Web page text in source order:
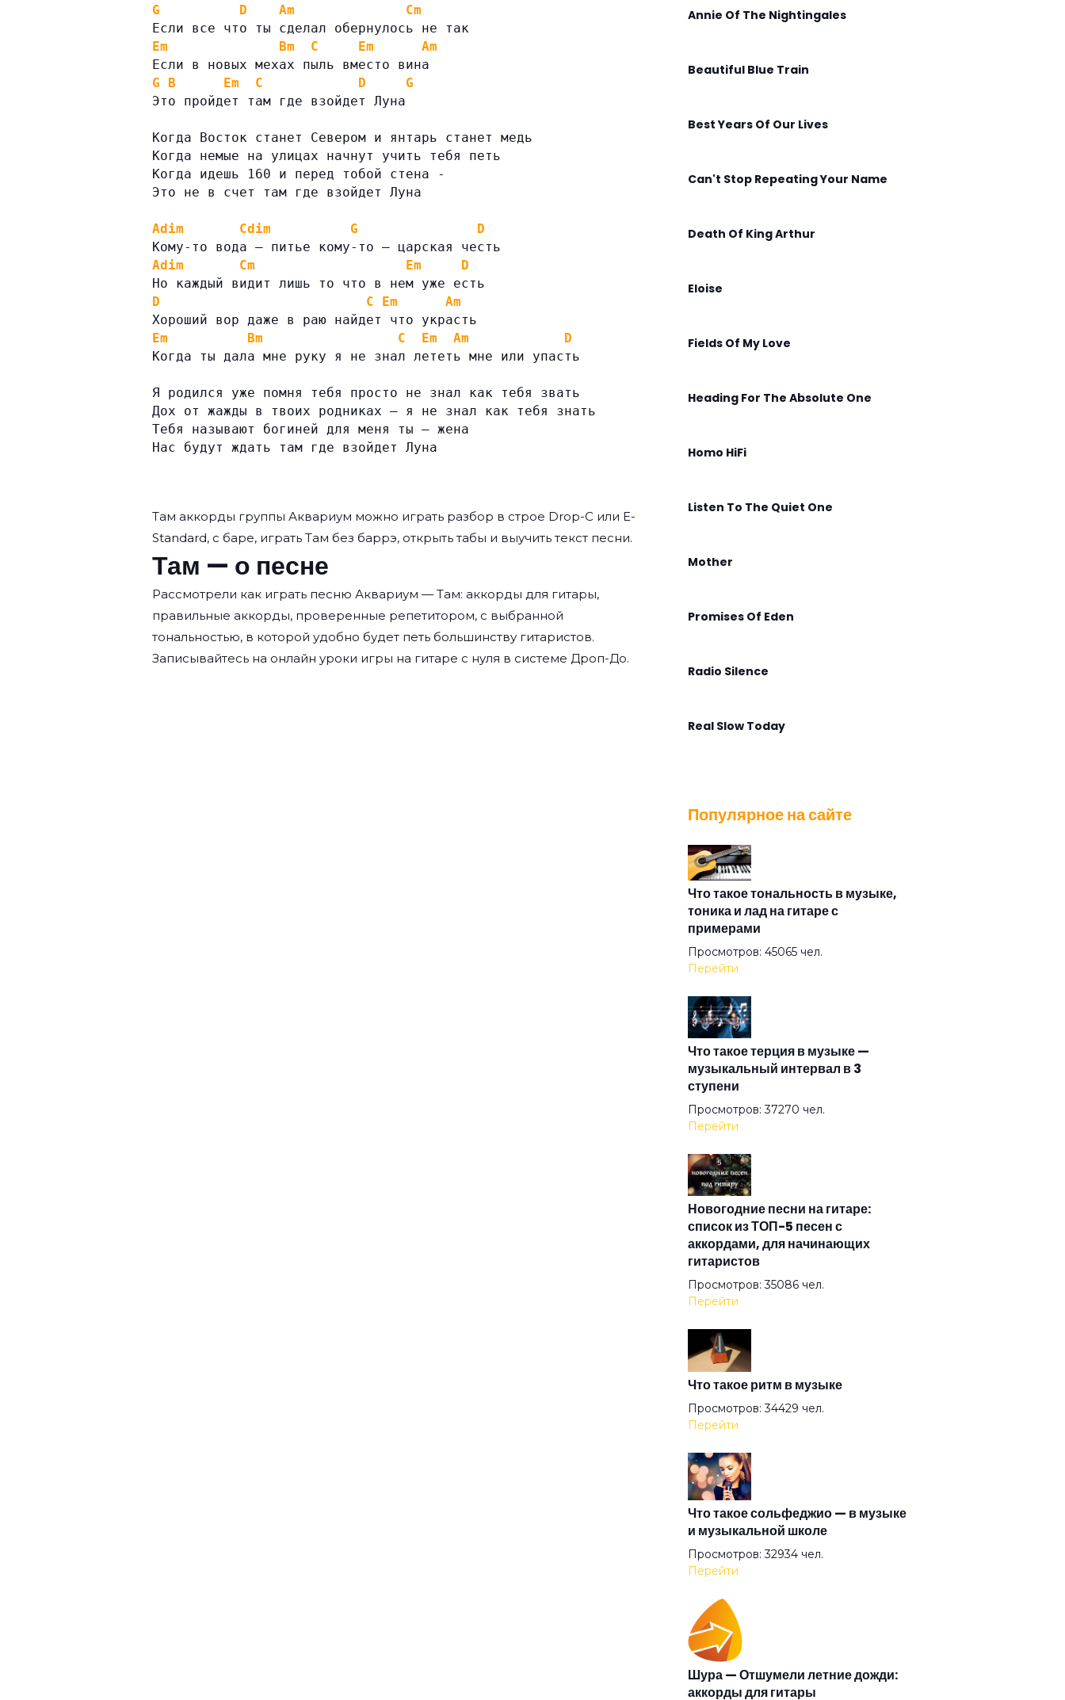
G
D Am
Cm
Если все что ты сделал обернулось не так
Em
Bm C Em
Am
Если в новых мехах пыль вместо вина
G
B Em C D
G
Это пройдет там где взойдет Луна
Когда Восток станет Севером и янтарь станет медь
Когда немые на улицах начнут учить тебя петь
Когда идешь 160 и перед тобой стена -
Это не в счет там где взойдет Луна
Adim Cdim G
D
Кому-то вода — питье кому-то — царская честь
Adim
Cm Em
D
Но каждый видит лишь то что в нем уже есть
D
C Em
Am
Хороший вор даже в раю найдет что украсть
Em
Bm C Em Am
D
Когда ты дала мне руку я не знал лететь мне или упасть
Я родился уже помня тебя просто не знал как тебя звать
Дох от жажды в твоих родниках — я не знал как тебя знать
Тебя называют богиней для меня ты — жена
Нас будут ждать там где взойдет Луна
Там аккорды группы Аквариум можно играть разбор в строе Drop-C или E-
Standard, с баре, играть Там без баррэ, открыть табы и выучить текст песни.
Там — о песне
Рассмотрели как играть песню Аквариум — Там: аккорды для гитары,
правильные аккорды, проверенные репетитором, с выбранной
тональностью, в которой удобно будет петь большинству гитаристов.
Записывайтесь на онлайн уроки игры на гитаре с нуля в системе Дроп-До.
Annie Of The Nightingales
Beautiful Blue Train
Best Years Of Our Lives
Can't Stop Repeating Your Name
Death Of King Arthur
Eloise
Fields Of My Love
Heading For The Absolute One
Homo HiFi
Listen To The Quiet One
Mother
Promises Of Eden
Radio Silence
Real Slow Today
The Angel Calling
The Postcard
The Time
The Wind
Under The Good Sun
Up In Smoke
Winter
XXII-й век
Аделаида
Акуна матата
Ангел всенародного похмелья
Ангел дождя
Ангел
Анютины глазки
Популярное на сайте
Что такое тональность в музыке,
тоника и лад на гитаре с
примерами
Просмотров: 45065 чел.
Перейти
Что такое терция в музыке —
музыкальный интервал в 3
ступени
Просмотров: 37270 чел.
Перейти
Новогодние песни на гитаре:
список из ТОП-5 песен с
аккордами, для начинающих
гитаристов
Просмотров: 35086 чел.
Перейти
Что такое ритм в музыке
Просмотров: 34429 чел.
Перейти
Что такое сольфеджио — в музыке
и музыкальной школе
Просмотров: 32934 чел.
Перейти
Шура — Отшумели летние дожди:
аккорды для гитары